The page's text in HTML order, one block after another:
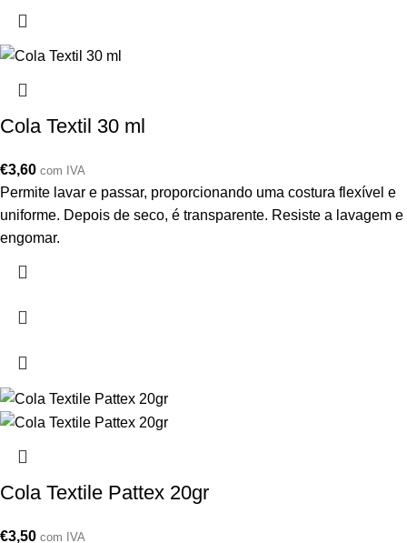
Cola Textil 30 ml
€3,60 com IVA
Permite lavar e passar, proporcionando uma costura flexível e
uniforme. Depois de seco, é transparente. Resiste a lavagem e
engomar.
Cola Textile Pattex 20gr
€3,50 com IVA